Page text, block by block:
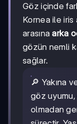
Göz içinde
Kornea ile iris
arasınaarka
gözün nemli
sağlar.
🔎 Yakına
göz
olmadan